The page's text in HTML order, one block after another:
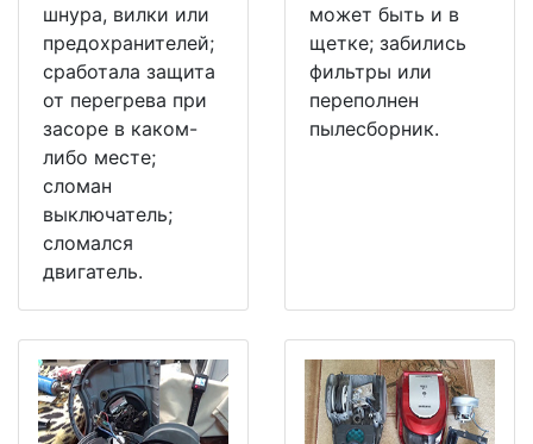
шнура, вилки или
предохранителей;
сработала защита
от перегрева при
засоре в каком-
либо месте;
сломан
выключатель;
сломался
двигатель.
может быть и в
щетке; забились
фильтры или
переполнен
пылесборник.